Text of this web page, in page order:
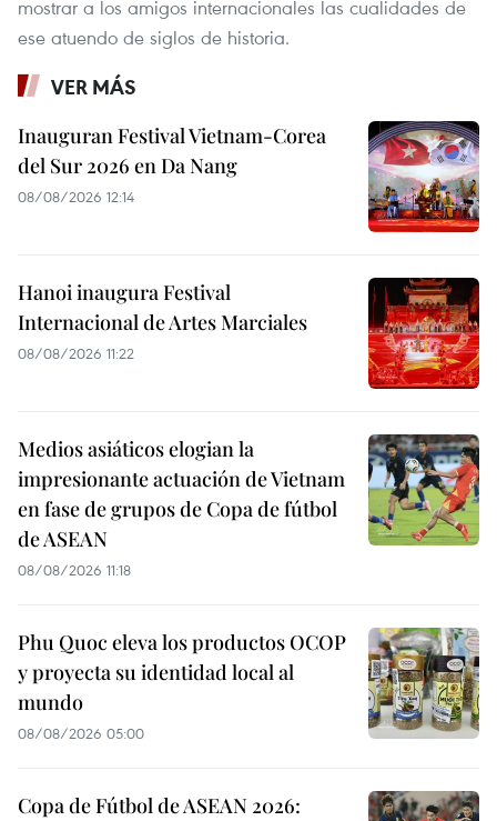
mostrar a los amigos internacionales las cualidades de
ese atuendo de siglos de historia.
VER MÁS
Inauguran Festival Vietnam-Corea
del Sur 2026 en Da Nang
08/08/2026 12:14
Hanoi inaugura Festival
Internacional de Artes Marciales
08/08/2026 11:22
Medios asiáticos elogian la
impresionante actuación de Vietnam
en fase de grupos de Copa de fútbol
de ASEAN
08/08/2026 11:18
Phu Quoc eleva los productos OCOP
y proyecta su identidad local al
mundo
08/08/2026 05:00
Copa de Fútbol de ASEAN 2026: